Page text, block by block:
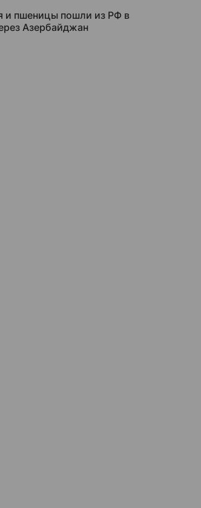
и пшеницы пошли из РФ в
Азербайджан